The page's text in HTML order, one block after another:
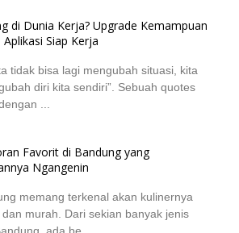
di Dunia Kerja? Upgrade Kemampuan
Siap Kerja
tidak bisa lagi mengubah situasi, kita
diri kita sendiri”. Sebuah quotes
...
Favorit di Bandung yang
Ngangenin
memang terkenal akan kulinernya
murah. Dari sekian banyak jenis